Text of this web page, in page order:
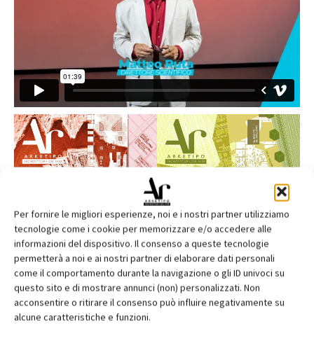
Per fornire le migliori esperienze, noi e i nostri partner utilizziamo
tecnologie come i cookie per memorizzare e/o accedere alle
informazioni del dispositivo. Il consenso a queste tecnologie
permetterà a noi e ai nostri partner di elaborare dati personali
come il comportamento durante la navigazione o gli ID univoci su
questo sito e di mostrare annunci (non) personalizzati. Non
acconsentire o ritirare il consenso può influire negativamente su
alcune caratteristiche e funzioni.